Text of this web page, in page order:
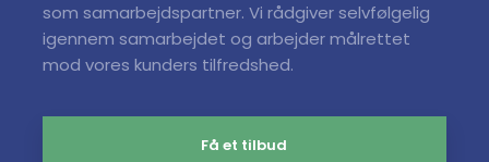
som samarbejdspartner. Vi rådgiver selvfølgelig
igennem samarbejdet og arbejder målrettet
mod vores kunders tilfredshed.
Få et tilbud